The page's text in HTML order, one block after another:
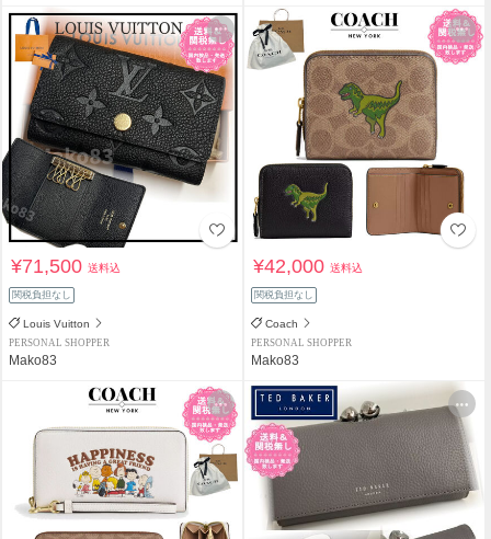
¥71,500送料込
関税負担なし
Louis Vuitton
PERSONAL SHOPPER
Mako83
¥42,000送料込
関税負担なし
Coach
PERSONAL SHOPPER
Mako83